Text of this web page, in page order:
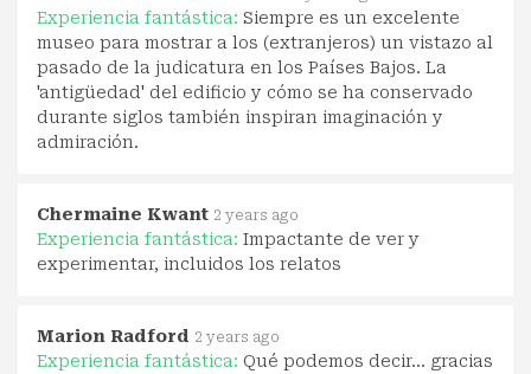
Experiencia fantástica: Siempre es un excelente
museo para mostrar a los (extranjeros) un vistazo al
pasado de la judicatura en los Países Bajos. La
'antigüedad' del edificio y cómo se ha conservado
durante siglos también inspiran imaginación y
admiración.
Chermaine Kwant 2 years ago
Experiencia fantástica: Impactante de ver y
experimentar, incluidos los relatos
Marion Radford 2 years ago
Experiencia fantástica: Qué podemos decir... gracias